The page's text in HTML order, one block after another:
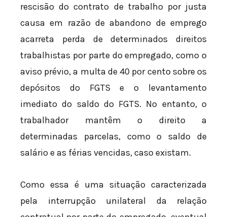
rescisão do contrato de trabalho por justa
causa em razão de abandono de emprego
acarreta perda de determinados direitos
trabalhistas por parte do empregado, como o
aviso prévio, a multa de 40 por cento sobre os
depósitos do FGTS e o levantamento
imediato do saldo do FGTS. No entanto, o
trabalhador mantêm o direito a
determinadas parcelas, como o saldo de
salário e as férias vencidas, caso existam.
Como essa é uma situação caracterizada
pela interrupção unilateral da relação